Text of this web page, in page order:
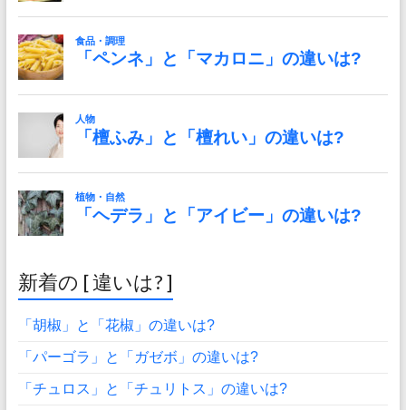
新着の [ 違いは? ]
「胡椒」と「花椒」の違いは?
「パーゴラ」と「ガゼボ」の違いは?
「チュロス」と「チュリトス」の違いは?